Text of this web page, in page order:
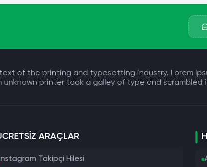
text of the printing and typesetting industry. Lorem
unknown printer took a galley of type and
ARAÇLAR
Instagram Takipçi Hilesi